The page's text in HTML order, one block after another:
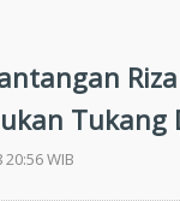
Tukang
20:56 WIB